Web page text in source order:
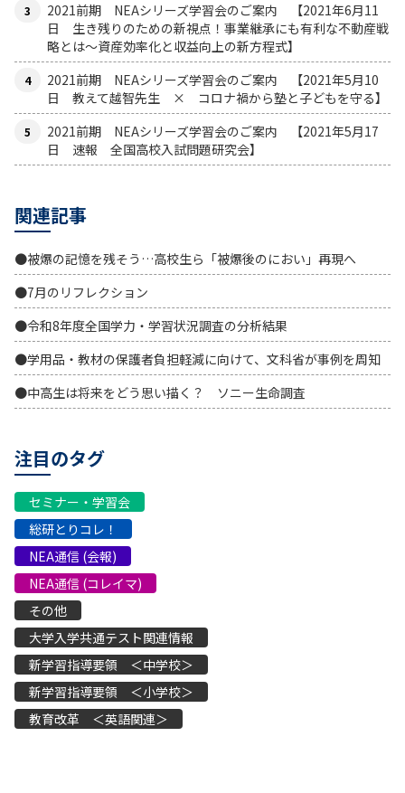
2021前期 NEAシリーズ学習会のご案内 【2021年6月11
日 生き残りのための新視点！事業継承にも有利な不動産戦
略とは〜資産効率化と収益向上の新方程式】
2021前期 NEAシリーズ学習会のご案内 【2021年5月10
日 教えて越智先生 × コロナ禍から塾と子どもを守る】
2021前期 NEAシリーズ学習会のご案内 【2021年5月17
日 速報 全国高校入試問題研究会】
関連記事
●被爆の記憶を残そう…高校生ら「被爆後のにおい」再現へ
●7月のリフレクション
●令和8年度全国学力・学習状況調査の分析結果
●学用品・教材の保護者負担軽減に向けて、文科省が事例を周知
●中高生は将来をどう思い描く？ ソニー生命調査
注目のタグ
セミナー・学習会
総研とりコレ！
NEA通信 (会報)
NEA通信 (コレイマ)
その他
大学入学共通テスト関連情報
新学習指導要領 ＜中学校＞
新学習指導要領 ＜小学校＞
教育改革 ＜英語関連＞